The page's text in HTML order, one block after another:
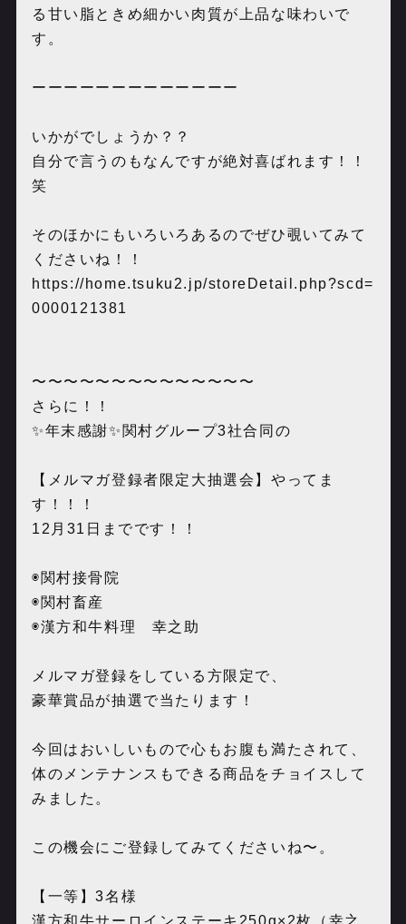
る甘い脂ときめ細かい肉質が上品な味わいで
す。
ーーーーーーーーーーーーー
いかがでしょうか？？
自分で言うのもなんですが絶対喜ばれます！！
笑
そのほかにもいろいろあるのでぜひ覗いてみて
くださいね！！
https://home.tsuku2.jp/storeDetail.php?scd=
0000121381
〜〜〜〜〜〜〜〜〜〜〜〜〜〜
さらに！！
✨年末感謝✨関村グループ3社合同の
【メルマガ登録者限定大抽選会】やってま
す！！！
12月31日までです！！
◉関村接骨院
◉関村畜産
◉漢方和牛料理 幸之助
メルマガ登録をしている方限定で、
豪華賞品が抽選で当たります！
今回はおいしいもので心もお腹も満たされて、
体のメンテナンスもできる商品をチョイスして
みました。
この機会にご登録してみてくださいね〜。
【一等】3名様